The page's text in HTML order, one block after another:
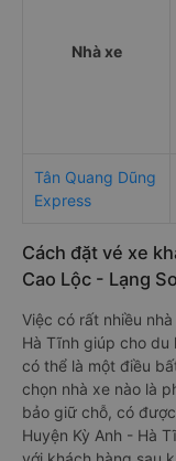
Nhà xe
Tân Quang Dũng
Express
Cách đặt vé xe
Cao Lộc - Lạng
Việc có rất nhiều
Hà Tĩnh giúp cho
có thể là một điều
chọn nhà xe nào là
bảo giữ chỗ, có
Huyện Kỳ Anh - Hà